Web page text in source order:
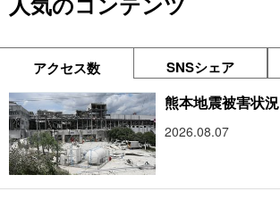
アクセス数 SNSシェア
熊本地震被害状況
2026.08.07